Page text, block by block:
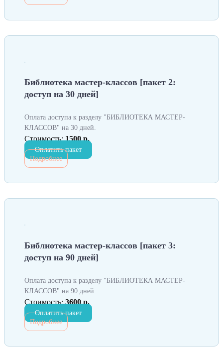
Библиотека мастер-классов [пакет 2:
доступ на 30 дней]
Оплата доступа к разделу "БИБЛИОТЕКА МАСТЕР-
КЛАССОВ" на 30 дней.
Стоимость: 1500 р.
Оплатить пакет
Подробнее
Библиотека мастер-классов [пакет 3:
доступ на 90 дней]
Оплата доступа к разделу "БИБЛИОТЕКА МАСТЕР-
КЛАССОВ" на 90 дней.
Стоимость: 3600 р.
Оплатить пакет
Подробнее